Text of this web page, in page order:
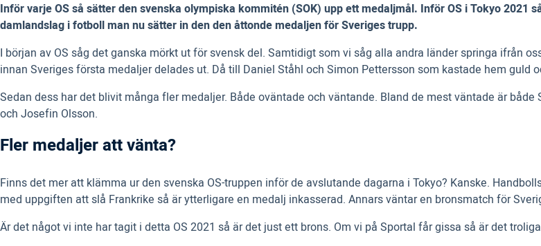
Inför varje OS så sätter den svenska olympiska kommitén (SOK) upp ett medaljmål. Inför OS i Tokyo 2021
damlandslag i fotboll man nu sätter in den den åttonde medaljen för Sveriges trupp.
I början av OS såg det ganska mörkt ut för svensk del. Samtidigt som vi såg alla andra länder springa ifrån
innan Sveriges första medaljer delades ut. Då till Daniel Ståhl och Simon Pettersson som kastade hem guld
Sedan dess har det blivit många fler medaljer. Både oväntade och väntande. Bland de mest väntade är
och Josefin Olsson.
Fler medaljer att vänta?
Finns det mer att klämma ur den svenska OS-truppen inför de avslutande dagarna i Tokyo? Kanske.
med uppgiften att slå Frankrike så är ytterligare en medalj inkasserad. Annars väntar en bronsmatch för
Är det något vi inte har tagit i detta OS 2021 så är det just ett brons. Om vi på Sportal får gissa så är det